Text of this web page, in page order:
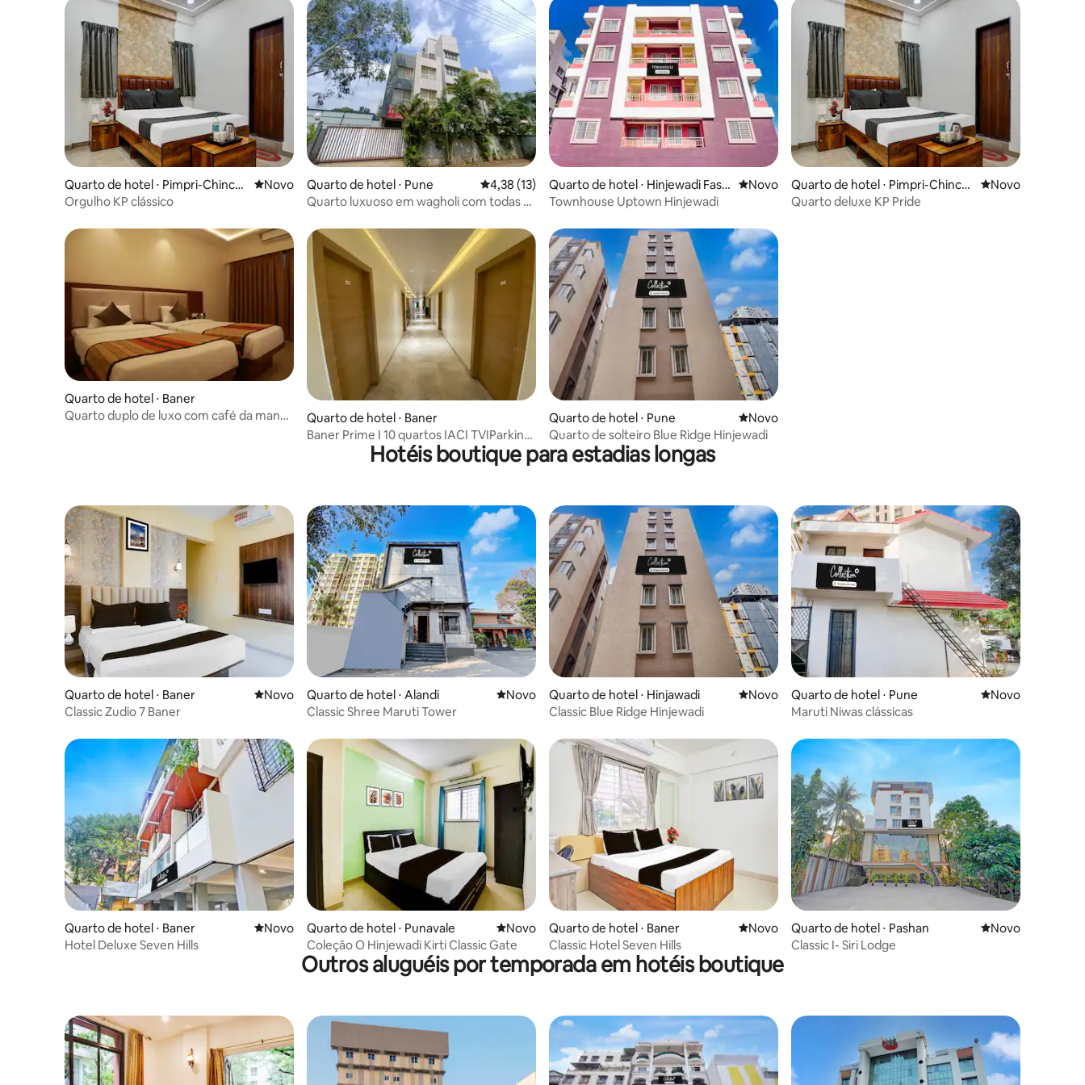
Quarto de hotel ⋅ Pimpri-Chinch
wad
Novo lugar para ficar
Novo
Orgulho KP clássico
Quarto de hotel ⋅ Pune 4,38 de uma avaliação média de 5, 13 avaliações
4,38 (13)
Quarto luxuoso em wagholi com todas as
Quarto de hotel ⋅ Hinjewadi Fase
II
Novo lugar para ficar
Novo
Townhouse Uptown Hinjewadi
Quarto de hotel ⋅ Pimpri-Chinch
wad
Novo lugar para
Novo
Quarto deluxe KP Pride
Quarto de hotel ⋅ Baner
Quarto duplo de luxo com café da manhã
Quarto de hotel ⋅ Baner
Baner Prime I 10 quartos IACI TVIParking
Quarto de hotel ⋅ Pune Novo lugar para ficar
Novo
Quarto de solteiro Blue Ridge Hinjewadi
Hotéis boutique para estadias longas
Quarto de hotel ⋅ Baner Novo lugar para ficar
Novo
Classic Zudio 7 Baner
Quarto de hotel ⋅ Alandi Novo lugar para ficar
Novo
Classic Shree Maruti Tower
Quarto de hotel ⋅ Hinjawadi Novo lugar para ficar
Novo
Classic Blue Ridge Hinjewadi
Quarto de hotel ⋅ Pune Novo lugar para
Novo
Maruti Niwas clássicas
Quarto de hotel ⋅ Baner Novo lugar para ficar
Novo
Hotel Deluxe Seven Hills
Quarto de hotel ⋅ Punavale Novo lugar para ficar
Novo
Coleção O Hinjewadi Kirti Classic Gate
Quarto de hotel ⋅ Baner Novo lugar para ficar
Novo
Classic Hotel Seven Hills
Quarto de hotel ⋅ Pashan Novo lugar para
Novo
Classic I- Siri Lodge
Outros aluguéis por temporada em hotéis boutique